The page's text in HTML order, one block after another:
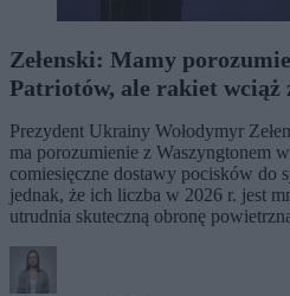
Zełenski: Mamy
Patriotów, ale rakiet wciąż
Prezydent Ukrainy Wołodymyr
ma porozumienie z Waszyngtonem
comiesięczne dostawy pocisków do
jednak, że ich liczba w 2026 r. jest
utrudnia skuteczną obronę